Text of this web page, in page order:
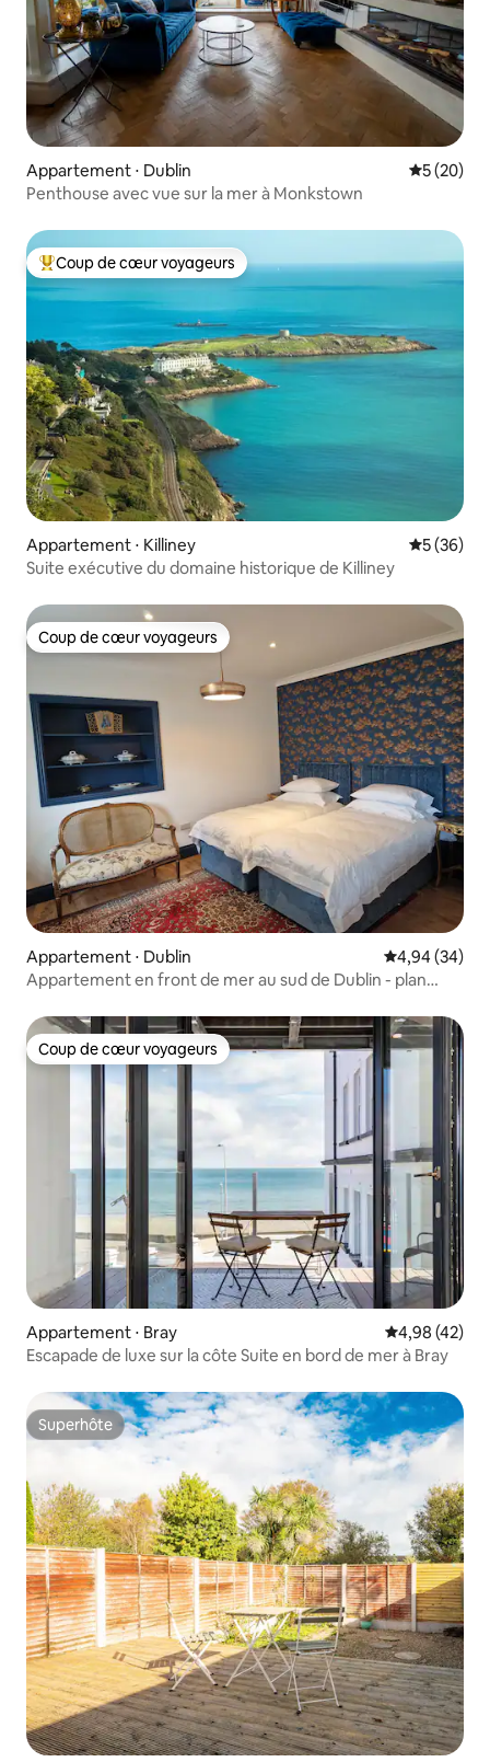
Appartement ⋅ Dublin
5 (20)
Penthouse avec vue sur la mer à Monkstown
Coups de cœur voyageurs les plus appréciés
Coup de cœur voyageurs
Appartement ⋅ Killiney
5 (36)
Suite exécutive du domaine historique de Killiney
Coup de cœur voyageurs
Coup de cœur voyageurs
Appartement ⋅ Dublin Évaluation
4,94 (34)
Appartement en front de mer au sud de Dublin - plan
Coup de cœur voyageurs
Coup de cœur voyageurs
Appartement ⋅ Bray Évaluation
4,98 (42)
Escapade de luxe sur la côte Suite en bord de mer à Bray
Superhôte
Superhôte